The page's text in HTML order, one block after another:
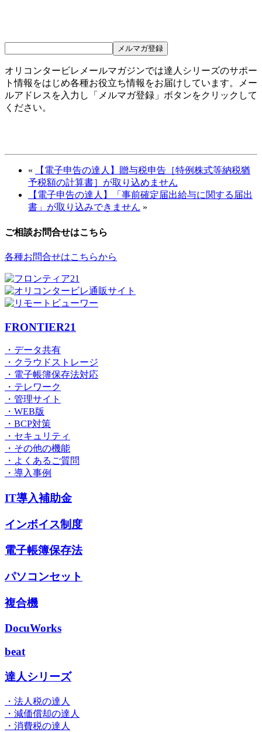
オリコンタービレメールマガジンでは達人シリーズのサポー
ト情報をはじめ各種お役立ち情報をお届けしています。メー
ルアドレスを入力し「メルマガ登録」ボタンをクリックして
ください。
«
【電子申告の達人】贈与税申告［特例株式等納税猶
予税額の計算書］が取り込めません
【電子申告の達人】「事前確定届出給与に関する届出
書」が取り込みできません »
ご相談お問合せはこちら
各種お問合せはこちらから
FRONTIER21
・データ共有
・クラウドストレージ
・電子帳簿保存法対応
・テレワーク
・管理サイト
・WEB版
・BCP対策
・セキュリティ
・その他の機能
・よくあるご質問
・導入事例
IT導入補助金
インボイス制度
電子帳簿保存法
パソコンセット
複合機
DocuWorks
beat
達人シリーズ
・法人税の達人
・減価償却の達人
・消費税の達人